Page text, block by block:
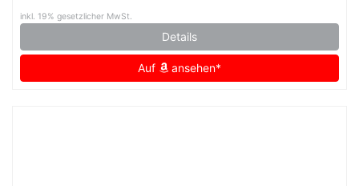
inkl. 19% gesetzlicher MwSt.
Details
Auf ansehen*